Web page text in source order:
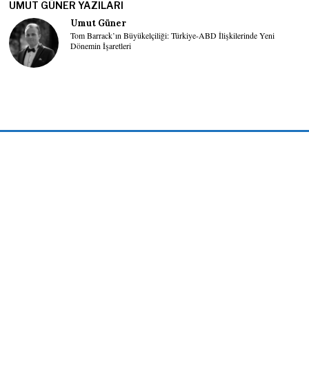
UMUT GÜNER YAZILARI
Umut Güner
Tom Barrack’ın Büyükelçiliği: Türkiye-ABD İlişkilerinde Yeni
Dönemin İşaretleri